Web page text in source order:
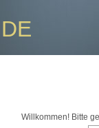
Willkommen! Bitte